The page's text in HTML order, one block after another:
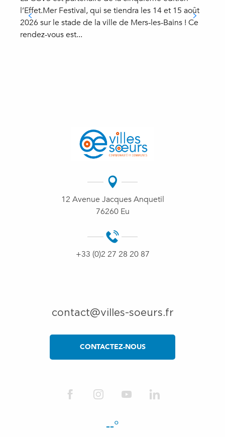
l’Effet.Mer Festival, qui se tiendra les 14 et 15 août
2026 sur le stade de la ville de Mers-les-Bains ! Ce
rendez-vous est...
12 Avenue Jacques Anquetil
76260 Eu
+33 (0)2 27 28 20 87
contact@villes-soeurs.fr
CONTACTEZ-NOUS
--°